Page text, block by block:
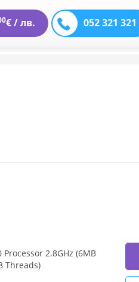
052 321 321
€ /лв.
2.8GHz (6MB
Threads)